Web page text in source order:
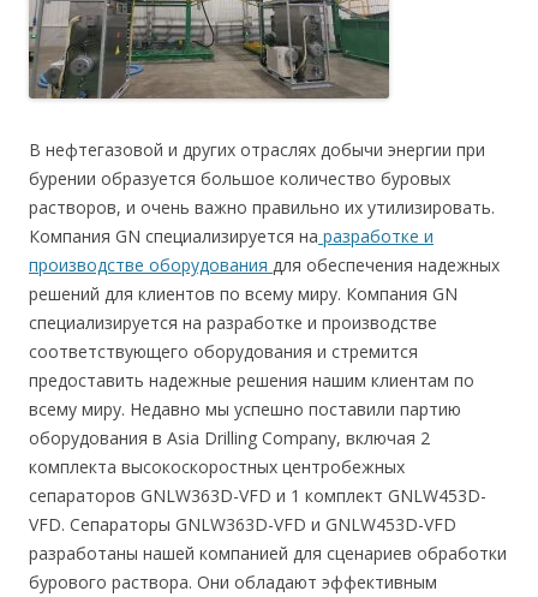
В нефтегазовой и других отраслях добычи энергии при
бурении образуется большое количество буровых
растворов, и очень важно правильно их утилизировать.
Компания GN специализируется на разработке и
производстве оборудования для обеспечения надежных
решений для клиентов по всему миру. Компания GN
специализируется на разработке и производстве
соответствующего оборудования и стремится
предоставить надежные решения нашим клиентам по
всему миру. Недавно мы успешно поставили партию
оборудования в Asia Drilling Company, включая 2
комплекта высокоскоростных центробежных
сепараторов GNLW363D-VFD и 1 комплект GNLW453D-
VFD. Сепараторы GNLW363D-VFD и GNLW453D-VFD
разработаны нашей компанией для сценариев обработки
бурового раствора. Они обладают эффективным